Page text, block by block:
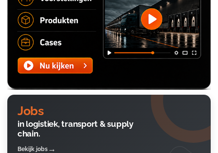
Jobs
in logistiek, transport & supply
chain.
Bekijk jobs